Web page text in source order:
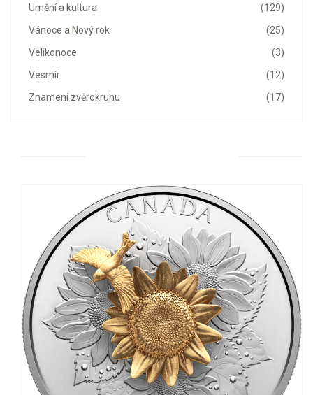
(129)
Umění a kultura
(25)
Vánoce a Nový rok
(3)
Velikonoce
(12)
Vesmír
(17)
Znamení zvěrokruhu